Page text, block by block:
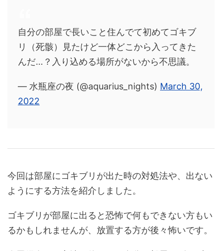
自分の部屋で長いこと住んでて初めてゴキブ
リ（死骸）見たけど一体どこから入ってきた
んだ…？入り込める場所がないから不思議。
— 水瓶座の夜 (@aquarius_nights) March 30,
2022
今回は部屋にゴキブリが出た時の対処法や、出ない
ようにする方法を紹介しました。
ゴキブリが部屋に出ると恐怖で何もできない方もい
るかもしれませんが、放置する方が後々怖いです。